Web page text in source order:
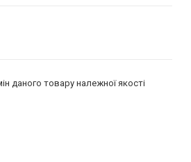
даного товару належної якості